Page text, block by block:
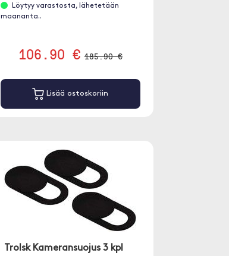
Löytyy varastosta, lähetetään
maananta..
106.90 € 185.90 €
Lisää ostoskoriin
Trolsk Kameransuojus 3 kpl